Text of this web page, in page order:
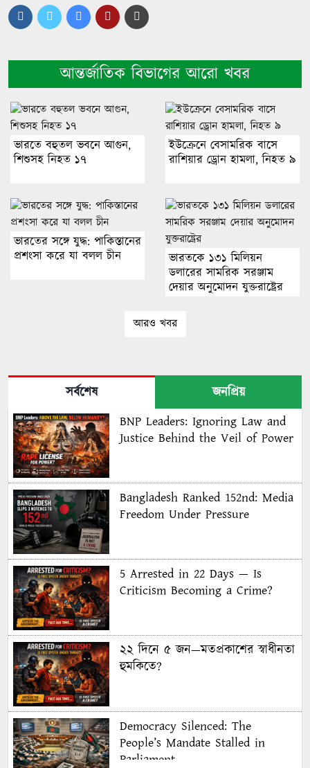
আন্তর্জাতিক বিভাগের আরো খবর
ভারতে বহুতল ভবনে আগুন,
শিশুসহ নিহত ১৭
ইউক্রেনে বেসামরিক বাসে
রাশিয়ার ড্রোন হামলা, নিহত ৯
ভারতের সঙ্গে যুদ্ধ: পাকিস্তানের
প্রশংসা করে যা বলল চীন
ভারতকে ১৩১ মিলিয়ন
ডলারের সামরিক সরঞ্জাম
দেয়ার অনুমোদন যুক্তরাষ্ট্রের
আরও খবর
সর্বশেষ
জনপ্রিয়
BNP Leaders: Ignoring Law and
Justice Behind the Veil of Power
Bangladesh Ranked 152nd: Media
Freedom Under Pressure
5 Arrested in 22 Days — Is
Criticism Becoming a Crime?
২২ দিনে ৫ জন—মতপ্রকাশের স্বাধীনতা
হুমকিতে?
Democracy Silenced: The
People’s Mandate Stalled in
Parliament